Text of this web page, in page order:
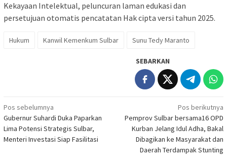
Kekayaan Intelektual, peluncuran laman edukasi dan
persetujuan otomatis pencatatan Hak cipta versi tahun 2025.
Hukum Kanwil Kemenkum Sulbar Sunu Tedy Maranto
SEBARKAN
Navigasi
pos
Pos sebelumnya
Gubernur Suhardi Duka Paparkan
Lima Potensi Strategis Sulbar,
Menteri Investasi Siap Fasilitasi
Pos berikutnya
Pemprov Sulbar bersama16 OPD
Kurban Jelang Idul Adha, Bakal
Dibagikan ke Masyarakat dan
Daerah Terdampak Stunting